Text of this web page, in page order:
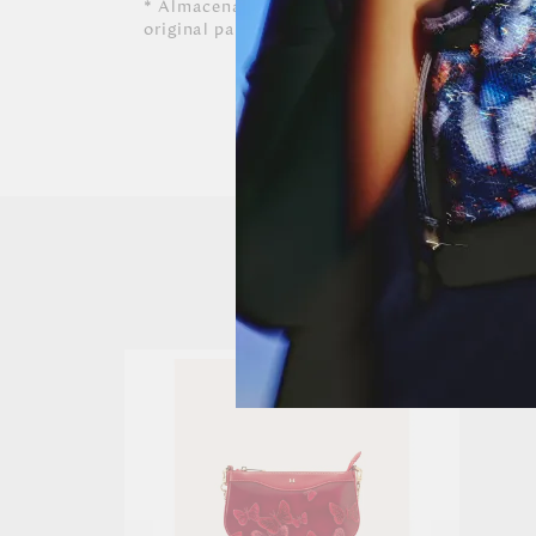
* Almacenar siempre en lugares ventilados y
original para conservar su forma.